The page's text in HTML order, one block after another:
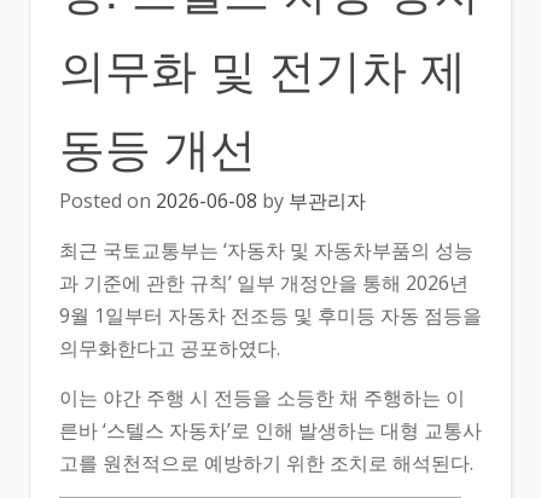
의무화 및 전기차 제
동등 개선
Posted on 2026-06-08 by 부관리자
최근 국토교통부는 ‘자동차 및 자동차부품의 성능
과 기준에 관한 규칙’ 일부 개정안을 통해 2026년
9월 1일부터 자동차 전조등 및 후미등 자동 점등을
의무화한다고 공포하였다.
이는 야간 주행 시 전등을 소등한 채 주행하는 이
른바 ‘스텔스 자동차’로 인해 발생하는 대형 교통사
고를 원천적으로 예방하기 위한 조치로 해석된다.